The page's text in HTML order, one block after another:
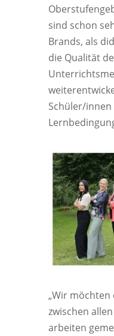
sind schon
Brands, als
die Qualität
Schüler/
„Wir
zwischen
arbeiten